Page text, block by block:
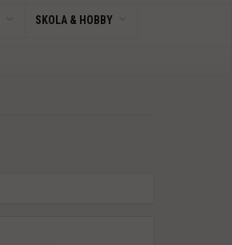
SKOLA & HOBBY